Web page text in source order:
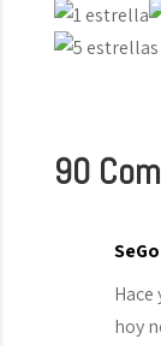
90
SeGo
hoy